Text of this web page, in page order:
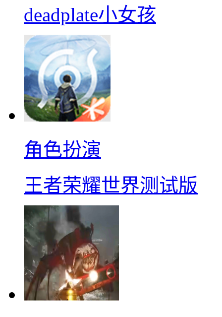
deadplate小女孩
角色扮演
王者荣耀世界测试版